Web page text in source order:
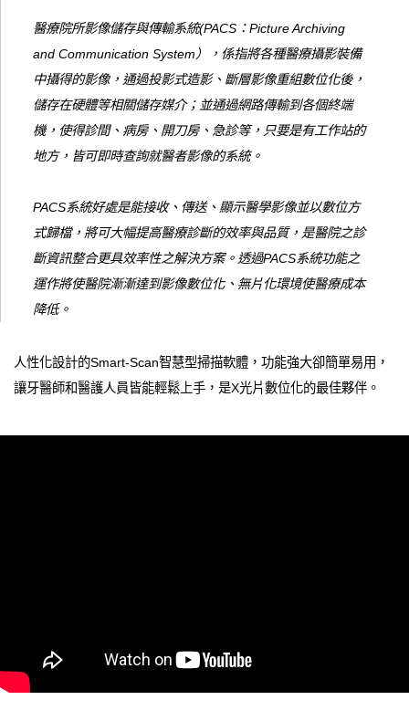
醫療院所影像儲存與傳輸系統(PACS：Picture Archiving
and Communication System），係指將各種醫療攝影裝備
中攝得的影像，通過投影式造影、斷層影像重組數位化後，
儲存在硬體等相關儲存媒介；並通過網路傳輸到各個終端
機，使得診間、病房、開刀房、急診等，只要是有工作站的
地方，皆可即時查詢就醫者影像的系統。
PACS系統好處是能接收、傳送、顯示醫學影像並以數位方
式歸檔，將可大幅提高醫療診斷的效率與品質，是醫院之診
斷資訊整合更具效率性之解決方案。透過PACS系統功能之
運作將使醫院漸漸達到影像數位化、無片化環境使醫療成本
降低。
人性化設計的Smart-Scan智慧型掃描軟體，功能強大卻簡單易用，
讓牙醫師和醫護人員皆能輕鬆上手，是X光片數位化的最佳夥伴。